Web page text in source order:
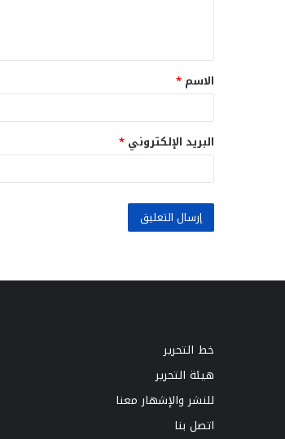
ق
*
الاسم *
البريد الإلكتروني *
خط التحرير
هيئة التحرير
للنشر والإشهار معنا
اتصل بنا